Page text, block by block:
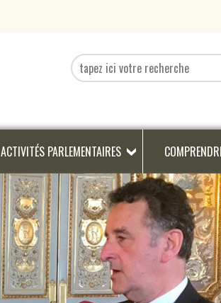
ACTIVITÉS PARLEMENTAIRES